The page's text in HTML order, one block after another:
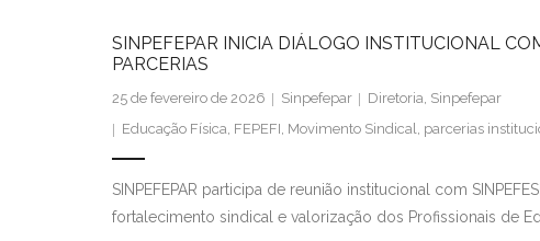
SINPEFEPAR INICIA DIÁLOGO INSTITUCIONAL
PARCERIAS
25 de fevereiro de 2026 Sinpefepar Diretoria Sinpefepar
Educação Física FEPEFI Movimento Sindical parcerias
SINPEFEPAR participa de reunião institucional com
fortalecimento sindical e valorização dos Profissionais de